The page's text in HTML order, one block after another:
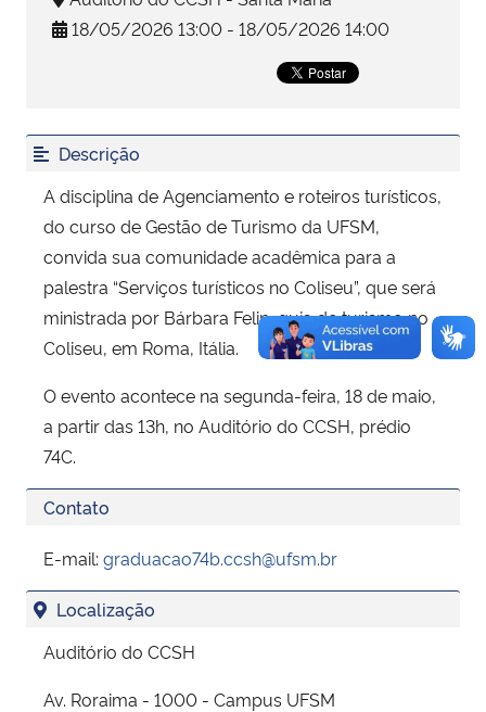
Gabinete de Segurança Institucional
Advocacia-Geral da União
Banco Central do Brasil
18/05/2026 13:00 - 18/05/2026 14:00
Descrição
A disciplina de Agenciamento e roteiros turísticos,
do curso de Gestão de Turismo da UFSM,
convida sua comunidade acadêmica para a
palestra “Serviços turísticos no Coliseu”, que será
ministrada por Bárbara Felin, guia de turismo no
Coliseu, em Roma, Itália.
O evento acontece na segunda-feira, 18 de maio,
a partir das 13h, no Auditório do CCSH, prédio
74C.
Contato
E-mail: graduacao74b.ccsh@ufsm.br
Localização
Auditório do CCSH
Av. Roraima - 1000 - Campus UFSM